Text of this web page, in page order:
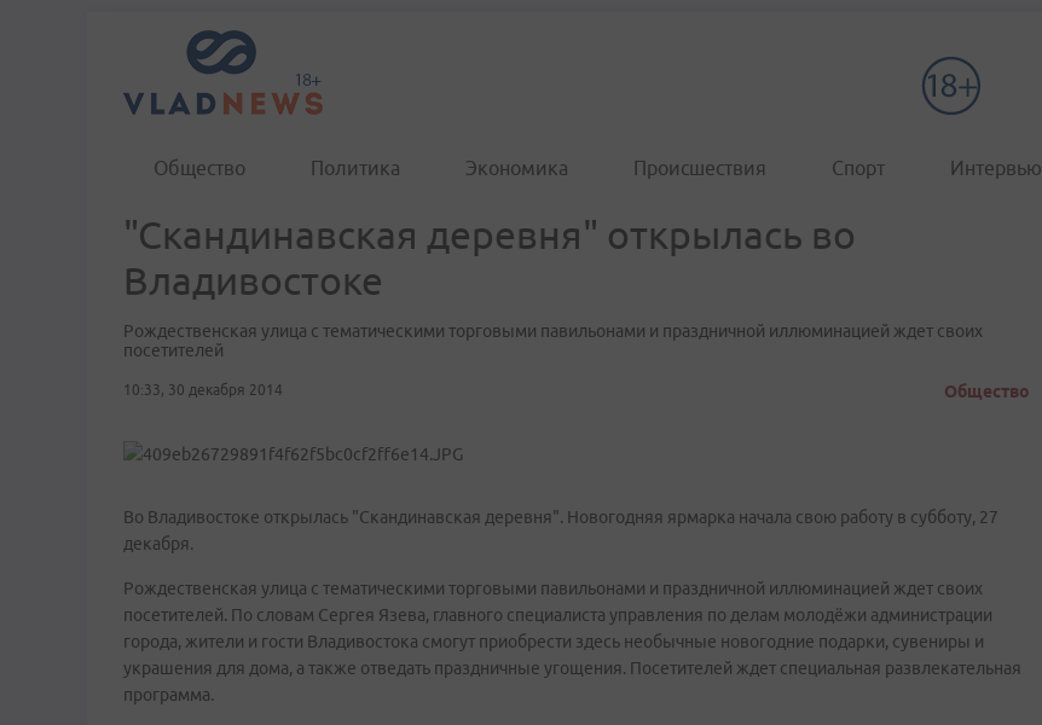
Общество Политика Экономика Происшествия Спорт Интервью
"Скандинавская деревня" открылась во
Владивостоке
Рождественская улица с тематическими торговыми павильонами и праздничной иллюминацией ждет своих
посетителей
10:33, 30 декабря 2014 Общество
Во Владивостоке открылась "Скандинавская деревня". Новогодняя ярмарка начала свою работу в субботу, 27
декабря.
Рождественская улица с тематическими торговыми павильонами и праздничной иллюминацией ждет своих
посетителей. По словам Сергея Язева, главного специалиста управления по делам молодёжи администрации
города, жители и гости Владивостока смогут приобрести здесь необычные новогодние подарки, сувениры и
украшения для дома, а также отведать праздничные угощения. Посетителей ждет специальная развлекательная
программа.